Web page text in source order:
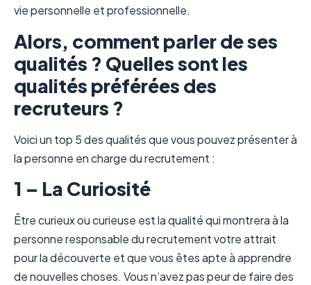
vie personnelle et professionnelle.
Alors, comment parler de ses
qualités ? Quelles sont les
qualités préférées des
recruteurs ?
Voici un top 5 des qualités que vous pouvez présenter à
la personne en charge du recrutement :
1 – La Curiosité
Être curieux ou curieuse est la qualité qui montrera à la
personne responsable du recrutement votre attrait
pour la découverte et que vous êtes apte à apprendre
de nouvelles choses. Vous n’avez pas peur de faire des